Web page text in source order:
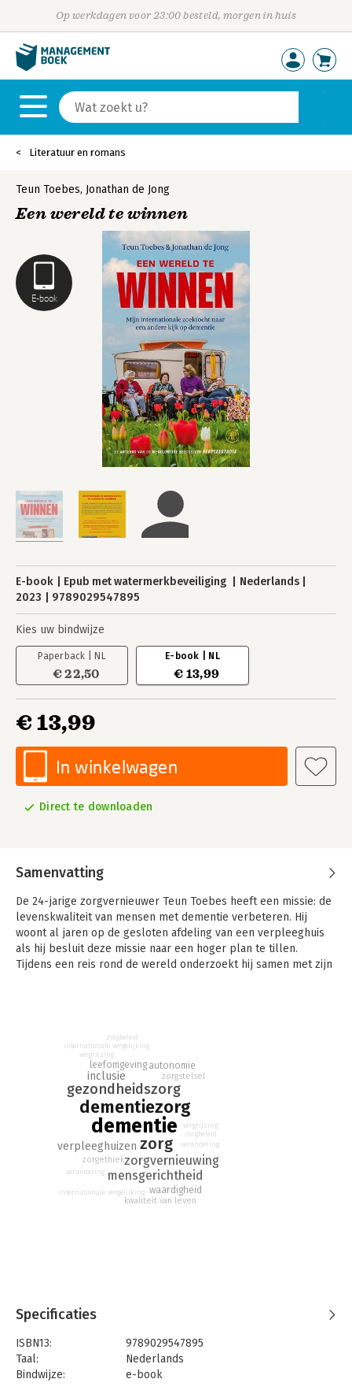
Op werkdagen voor 23:00 besteld, morgen in huis
Literatuur en romans
E-book
Teun Toebes, Jonathan de Jong
Een wereld te winnen
E-book Epub met watermerkbeveiliging
Nederlands
2023
9789029547895
Kies uw bindwijze
Paperback | NL
€ 22,50
E-book | NL
€ 13,99
€ 13,99
In winkelwagen
Direct te downloaden
Samenvatting
De 24-jarige zorgvernieuwer Teun Toebes heeft een missie: de
levenskwaliteit van mensen met dementie verbeteren. Hij
woont al jaren op de gesloten afdeling van een verpleeghuis
als hij besluit deze missie naar een hoger plan te tillen.
Tijdens een reis rond de wereld onderzoekt hij samen met zijn
dementie
dementiezorg
zorg
gezondheidszorg
zorgvernieuwing
mensgerichtheid
verpleeghuizen
inclusie
leefomgeving autonomie
waardigheid
zorgstelsel
kwaliteit van leven
zorgethiek
verandering
vergrijzing
internationale vergelijking
zorgbeleid
verandering
vergrijzing
internationale vergelijking
zorgbeleid
Specificaties
ISBN13:
9789029547895
Taal:
Nederlands
Bindwijze:
e-book